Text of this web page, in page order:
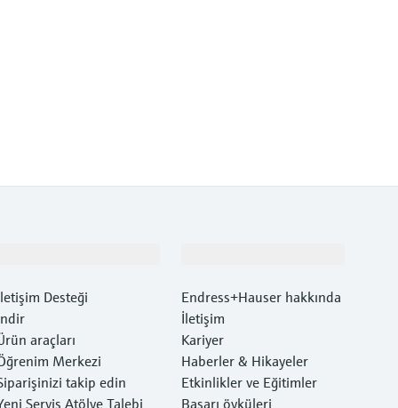
Desteği
araçları
Merkezi
takip edin
Servis Atölye Talebi
Endress+Hauser hakkında
İletişim
Kariyer
Haberler & Hikayeler
Etkinlikler ve Eğitimler
Başarı öyküleri